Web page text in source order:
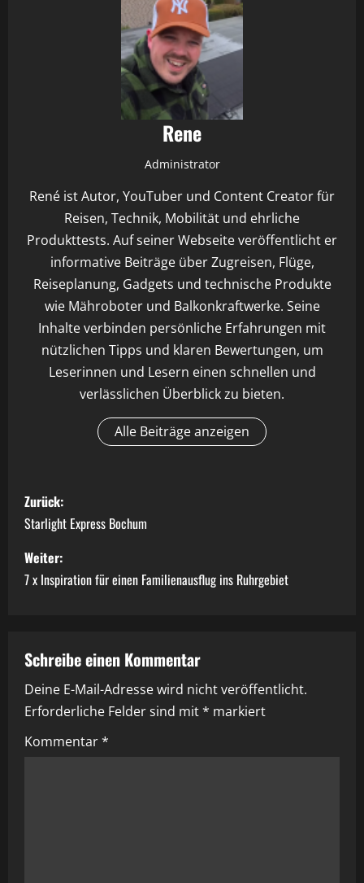
Rene
Administrator
René ist Autor, YouTuber und Content Creator für
Reisen, Technik, Mobilität und ehrliche
Produkttests. Auf seiner Webseite veröffentlicht er
informative Beiträge über Zugreisen, Flüge,
Reiseplanung, Gadgets und technische Produkte
wie Mähroboter und Balkonkraftwerke. Seine
Inhalte verbinden persönliche Erfahrungen mit
nützlichen Tipps und klaren Bewertungen, um
Leserinnen und Lesern einen schnellen und
verlässlichen Überblick zu bieten.
Alle Beiträge anzeigen
B
e
i
t
a
g
s
Zurück:
Starlight Express Bochum
Weiter:
7 x Inspiration für einen Familienausflug ins Ruhrgebiet
Schreibe einen Kommentar
Deine E-Mail-Adresse wird nicht veröffentlicht.
Erforderliche Felder sind mit* markiert
Kommentar*